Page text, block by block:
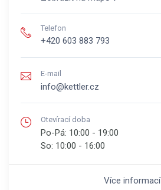
Telefon
+420 603 883 793
E-mail
info@kettler.cz
Otevírací doba
Po-Pá: 10:00 - 19:00
So: 10:00 - 16:00
Více informací